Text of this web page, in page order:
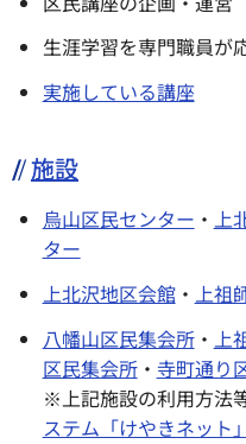
生涯学習を専門職員が
実施している講座
施設
烏山区民センター ・ 上
ター
上北沢地区会館・ 上祖
八幡山区民集会所・ 上
区民集会所・ 寺町通り
※上記施設の利用方法
ステム「けやきネット」